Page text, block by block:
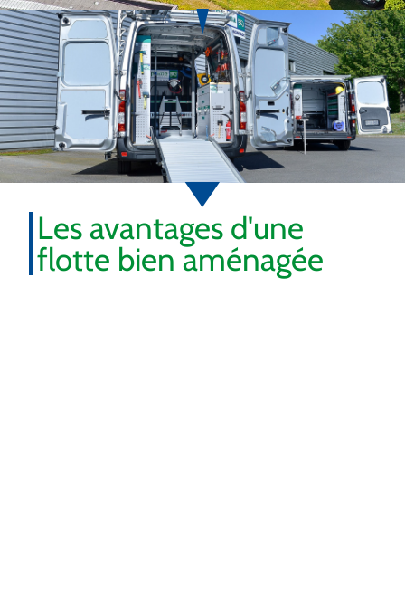
Les avantages d'une
flotte bien aménagée